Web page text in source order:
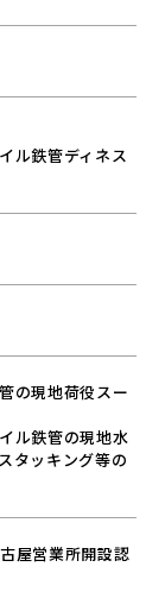
ル鉄管ディネス
の現地荷役スー
ル鉄管の現地水
タッキング等の
屋営業所開設認